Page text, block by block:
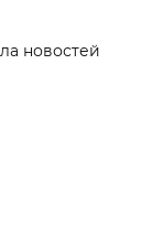
новостей